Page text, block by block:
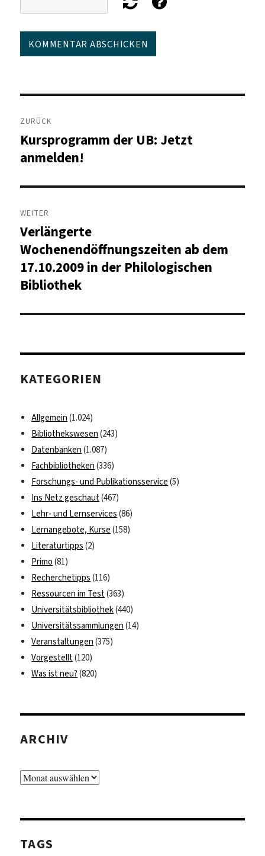
Beitragsnavigation
ZURÜCK
Vorheriger
Beitrag:
Kursprogramm der UB: Jetzt
anmelden!
WEITER
Nächster
Beitrag:
Verlängerte
Wochenendöffnungszeiten ab dem
17.10.2009 in der Philologischen
Bibliothek
KATEGORIEN
Allgemein (1.024)
Bibliothekswesen (243)
Datenbanken (1.087)
Fachbibliotheken (336)
Forschungs- und Publikationsservice (5)
Ins Netz geschaut(467)
Lehr- und Lernservices (86)
Lernangebote, Kurse (158)
Literaturtipps (2)
Primo (81)
Recherchetipps (116)
Ressourcen im Test(363)
Universitätsbibliothek(440)
Universitätssammlungen (14)
Veranstaltungen (375)
Vorgestellt(120)
Was ist neu? (820)
ARCHIV
Archiv
TAGS